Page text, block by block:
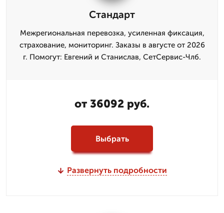
Стандарт
Межрегиональная перевозка, усиленная фиксация,
страхование, мониторинг. Заказы в августе от 2026
г. Помогут: Евгений и Станислав, СетСервис-Члб.
от 36092 руб.
Выбрать
Развернуть подробности